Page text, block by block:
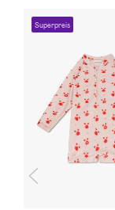
Superpreis